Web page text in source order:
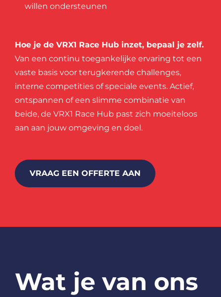
willen ondersteunen
Hoe je de VRX1 Race Hub inzet, bepaal je zelf.
Van een continu toegankelijke ervaring tot een
vaste basis voor terugkerende challenges,
interne competities of speciale events. Actief,
ontspannen of een slimme combinatie van
beide, de VRX1 Race Hub past zich moeiteloos
aan aan jouw omgeving en doel.
VRAAG EEN OFFERTE AAN
Wat je van ons